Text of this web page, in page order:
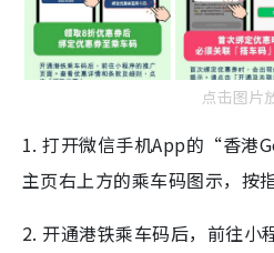
点击图片
1. 打开微信手机App的“香港
主页右上方的乘车码图示，按
2. 开通港铁乘车码后，前往小